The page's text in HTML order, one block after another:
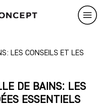
LES CONSEILS ET LES
DE BAINS: LES
ESSENTIELS